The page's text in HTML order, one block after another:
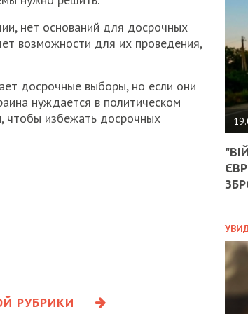
нет оснований для досрочных
возможности для их проведения,
досрочные выборы, но если они
нуждается в политическом
чтобы избежать досрочных
РУБРИКИ
НА